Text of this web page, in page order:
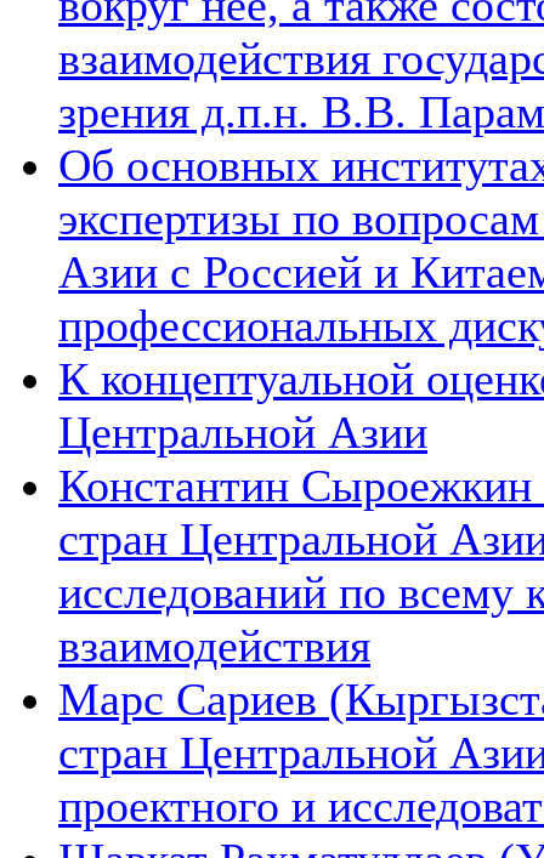
взаимодействия
зрения д.п.н. В.В.
Об основных
экспертизы по
Азии с Россией и
профессиональных
К концептуальной
Центральной Азии
Константин Сыроежкин
стран Центральной
исследований по всему
взаимодействия
Марс Сариев
стран Центральной
проектного и